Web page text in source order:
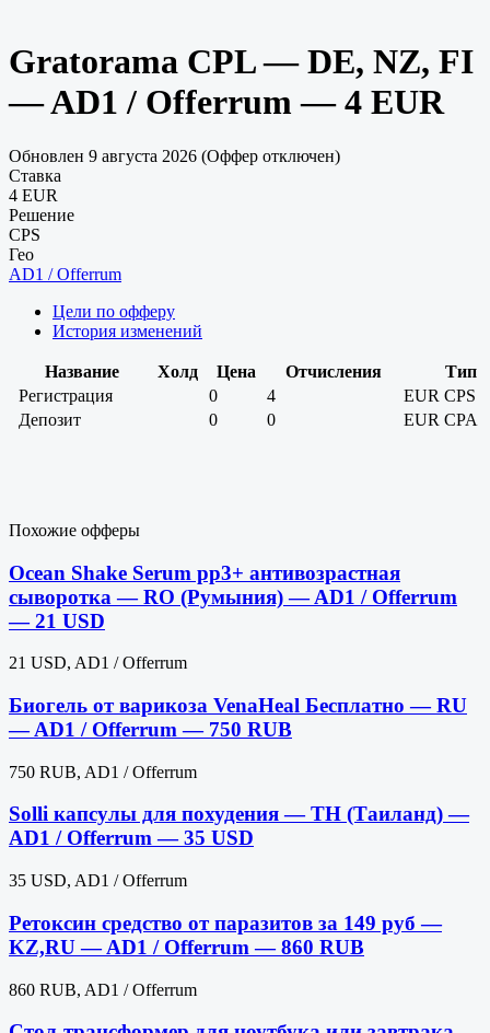
Gratorama CPL — DE, NZ, FI
— AD1 / Offerrum — 4 EUR
Обновлен 9 августа 2026 (Оффер отключен)
Ставка
4 EUR
Решение
CPS
Гео
AD1 / Offerrum
Цели по офферу
История изменений
Название Холд Цена Отчисления
Тип
Регистрация
0 4 EUR CPS
Депозит
0 0 EUR CPA
Похожие офферы
Ocean Shake Serum pp3+ антивозрастная
сыворотка — RO (Румыния) — AD1 / Offerrum
— 21 USD
21 USD, AD1 / Offerrum
Биогель от варикоза VenaHeal Бесплатно — RU
— AD1 / Offerrum — 750 RUB
750 RUB, AD1 / Offerrum
Solli капсулы для похудения — TH (Таиланд) —
AD1 / Offerrum — 35 USD
35 USD, AD1 / Offerrum
Ретоксин средство от паразитов за 149 руб —
KZ,RU — AD1 / Offerrum — 860 RUB
860 RUB, AD1 / Offerrum